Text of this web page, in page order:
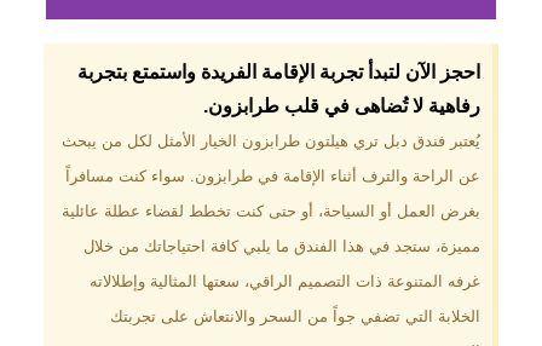
لماذا تختار فندق دبل
تري هيلتون
طرابزون؟
موقع مميز في قلب طرابزون بالقرب
من أهم المعالم السياحية. إطلالات
الخضراء. مرافق متكاملة تشمل
مسبحًا داخليًا، سبا، صالة ألعاب
رياضية، ومطاعم عالمية.
احجز الآن لتبدأ تجربة الإقامة الفريدة واستمتع بتجربة
رفاهية لا تُضاهى في قلب طرابزون.​
يُعتبر فندق دبل تري هيلتون طرابزون الخيار الأمثل لكل من يبحث
عن الراحة والترف أثناء الإقامة في طرابزون. سواء كنت مسافراً
بغرض العمل أو السياحة، أو حتى كنت تخطط لقضاء عطلة عائلية
مميزة، ستجد في هذا الفندق ما يلبي كافة احتياجاتك من خلال
غرفه المتنوعة ذات التصميم الراقي، سعتها المثالية وإطلالاته
الخلابة التي تضفي جواً من السحر والانتعاش على تجربتك